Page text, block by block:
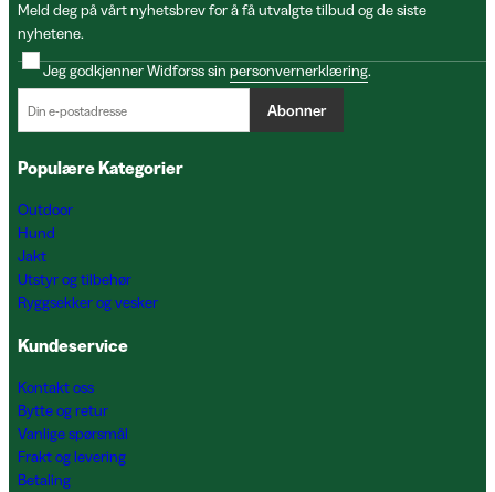
Meld deg på vårt nyhetsbrev for å få utvalgte tilbud og de siste
nyhetene.
Jeg godkjenner Widforss sin personvernerklæring.
Abonner
Populære Kategorier
Outdoor
Hund
Jakt
Utstyr og tilbehør
Ryggsekker og vesker
Kundeservice
Kontakt oss
Bytte og retur
Vanlige spørsmål
Frakt og levering
Betaling